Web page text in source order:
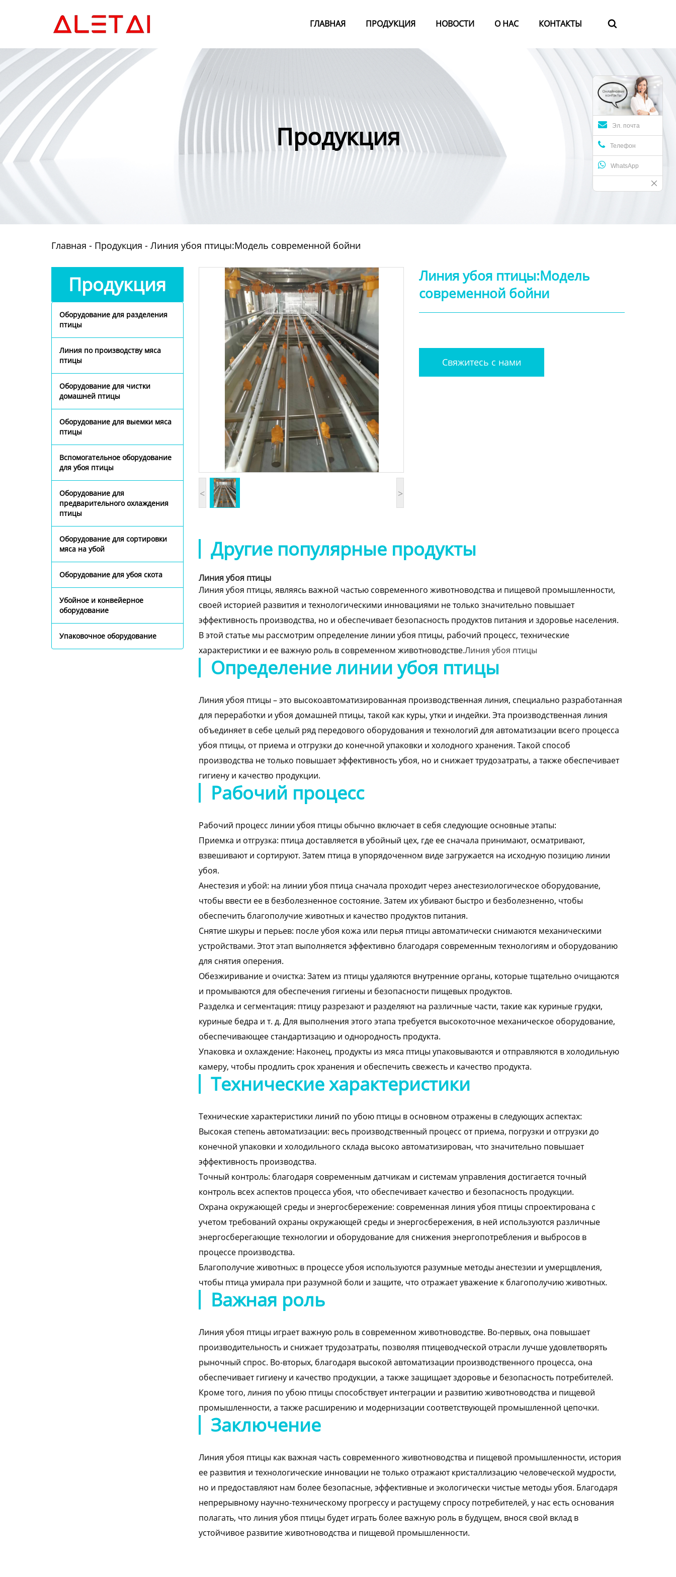
ГЛАВНАЯ ПРОДУКЦИЯ НОВОСТИ О HАС КОНТАКТЫ 
Новости
О Hас
Контакты
Эл. почта
Телефон
WhatsApp
Продукция
Главная - Продукция - Линия убоя птицы:Модель современной бойни
Продукция
Оборудование для разделения
птицы
Линия по производству мяса
птицы
Оборудование для чистки
домашней птицы
Оборудование для выемки мяса
птицы
Вспомогательное оборудование
для убоя птицы
Оборудование для
предварительного охлаждения
птицы
Оборудование для сортировки
мяса на убой
Оборудование для убоя скота
Убойное и конвейерное
оборудование
Упаковочное оборудование
< >
Линия убоя птицы:Модель
современной бойни
Свяжитесь с нами
Другие популярные продукты
Линия убоя птицы
Линия убоя птицы, являясь важной частью современного животноводства и пищевой промышленности,
своей историей развития и технологическими инновациями не только значительно повышает
эффективность производства, но и обеспечивает безопасность продуктов питания и здоровье населения.
В этой статье мы рассмотрим определение линии убоя птицы, рабочий процесс, технические
характеристики и ее важную роль в современном животноводстве.Линия убоя птицы
Определение линии убоя птицы
Линия убоя птицы – это высокоавтоматизированная производственная линия, специально разработанная
для переработки и убоя домашней птицы, такой как куры, утки и индейки. Эта производственная линия
объединяет в себе целый ряд передового оборудования и технологий для автоматизации всего процесса
убоя птицы, от приема и отгрузки до конечной упаковки и холодного хранения. Такой способ
производства не только повышает эффективность убоя, но и снижает трудозатраты, а также обеспечивает
гигиену и качество продукции.
Рабочий процесс
Рабочий процесс линии убоя птицы обычно включает в себя следующие основные этапы:
Приемка и отгрузка: птица доставляется в убойный цех, где ее сначала принимают, осматривают,
взвешивают и сортируют. Затем птица в упорядоченном виде загружается на исходную позицию линии
убоя.
Анестезия и убой: на линии убоя птица сначала проходит через анестезиологическое оборудование,
чтобы ввести ее в безболезненное состояние. Затем их убивают быстро и безболезненно, чтобы
обеспечить благополучие животных и качество продуктов питания.
Снятие шкуры и перьев: после убоя кожа или перья птицы автоматически снимаются механическими
устройствами. Этот этап выполняется эффективно благодаря современным технологиям и оборудованию
для снятия оперения.
Обезжиривание и очистка: Затем из птицы удаляются внутренние органы, которые тщательно очищаются
и промываются для обеспечения гигиены и безопасности пищевых продуктов.
Разделка и сегментация: птицу разрезают и разделяют на различные части, такие как куриные грудки,
куриные бедра и т. д. Для выполнения этого этапа требуется высокоточное механическое оборудование,
обеспечивающее стандартизацию и однородность продукта.
Упаковка и охлаждение: Наконец, продукты из мяса птицы упаковываются и отправляются в холодильную
камеру, чтобы продлить срок хранения и обеспечить свежесть и качество продукта.
Технические характеристики
Технические характеристики линий по убою птицы в основном отражены в следующих аспектах:
Высокая степень автоматизации: весь производственный процесс от приема, погрузки и отгрузки до
конечной упаковки и холодильного склада высоко автоматизирован, что значительно повышает
эффективность производства.
Точный контроль: благодаря современным датчикам и системам управления достигается точный
контроль всех аспектов процесса убоя, что обеспечивает качество и безопасность продукции.
Охрана окружающей среды и энергосбережение: современная линия убоя птицы спроектирована с
учетом требований охраны окружающей среды и энергосбережения, в ней используются различные
энергосберегающие технологии и оборудование для снижения энергопотребления и выбросов в
процессе производства.
Благополучие животных: в процессе убоя используются разумные методы анестезии и умерщвления,
чтобы птица умирала при разумной боли и защите, что отражает уважение к благополучию животных.
Важная роль
Линия убоя птицы играет важную роль в современном животноводстве. Во-первых, она повышает
производительность и снижает трудозатраты, позволяя птицеводческой отрасли лучше удовлетворять
рыночный спрос. Во-вторых, благодаря высокой автоматизации производственного процесса, она
обеспечивает гигиену и качество продукции, а также защищает здоровье и безопасность потребителей.
Кроме того, линия по убою птицы способствует интеграции и развитию животноводства и пищевой
промышленности, а также расширению и модернизации соответствующей промышленной цепочки.
Заключение
Линия убоя птицы как важная часть современного животноводства и пищевой промышленности, история
ее развития и технологические инновации не только отражают кристаллизацию человеческой мудрости,
но и предоставляют нам более безопасные, эффективные и экологически чистые методы убоя. Благодаря
непрерывному научно-техническому прогрессу и растущему спросу потребителей, у нас есть основания
полагать, что линия убоя птицы будет играть более важную роль в будущем, внося свой вклад в
устойчивое развитие животноводства и пищевой промышленности.